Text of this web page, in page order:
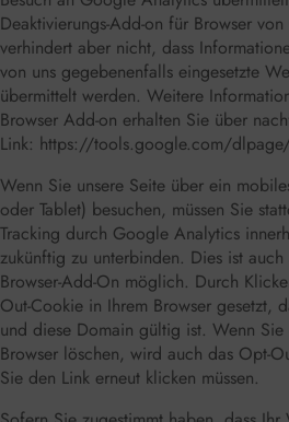
Deaktivierungs-Add-on für Browser
verhindert aber nicht, dass
von uns gegebenenfalls eingesetzte
übermittelt werden. Weitere
Browser Add-on erhalten Sie über
Link: https://tools.google.com/
Wenn Sie unsere Seite über ein
oder Tablet) besuchen, müssen Sie
Tracking durch Google Analytics
zukünftig zu unterbinden. Dies ist
Browser-Add-On möglich. Durch
Out-Cookie in Ihrem Browser gesetzt,
und diese Domain gültig ist. Wenn
Browser löschen, wird auch das Opt-
Sie den Link erneut klicken müssen.